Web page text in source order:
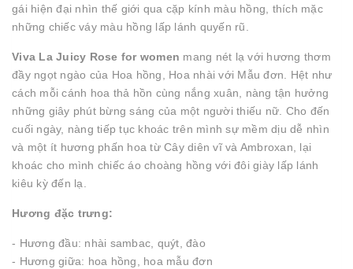
gái hiện đại nhìn thế giới qua cặp kính màu hồng, thích mặc
những chiếc váy màu hồng lấp lánh quyến rũ.
Viva La Juicy Rose for women mang nét lạ với hương thơm
đầy ngọt ngào của Hoa hồng, Hoa nhài với Mẫu đơn. Hệt như
cách mỗi cánh hoa thả hồn cùng nắng xuân, nàng tận hưởng
những giây phút bừng sáng của một người thiếu nữ. Cho đến
cuối ngày, nàng tiếp tục khoác trên mình sự mềm dịu dễ nhìn
và một ít hương phấn hoa từ Cây diên vĩ và Ambroxan, lại
khoác cho mình chiếc áo choàng hồng với đôi giày lấp lánh
kiêu kỳ đến lạ.
Hương đặc trưng:
- Hương đầu: nhài sambac, quýt, đào
- Hương giữa: hoa hồng, hoa mẫu đơn